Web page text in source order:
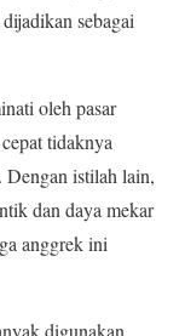
sebagai
oleh pasar
tidaknya
Dengan istilah lain,
dan daya mekar
anggrek ini
digunakan